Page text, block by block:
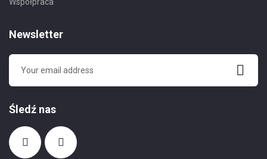
Newsletter
Śledź nas